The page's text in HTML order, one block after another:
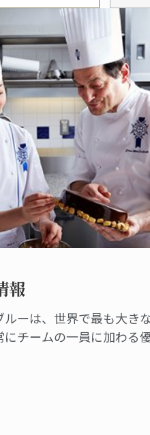
報
ーは、世界で最も大き
チームの一員に加わる